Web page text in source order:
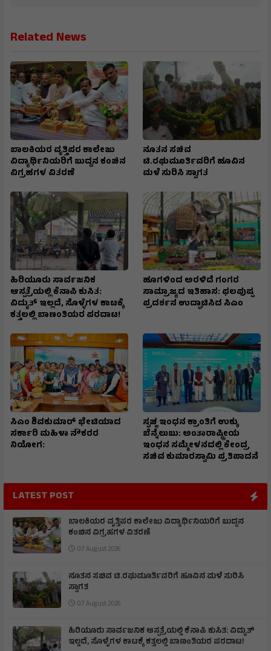
Related News
ಬಾಲಕಿಯರ ವೃತ್ತಿಪರ ಕಾಲೇಜು
ವಿದ್ಯಾರ್ಥಿನಿಯರಿಗೆ ಬುದ್ದನ ಕಂಚಿನ
ವಿಗ್ರಹಗಳ ವಿತರಣೆ
ನೂತನ ಸಚಿವ
ಟಿ.ರಘುಮೂರ್ತಿವರಿಗೆ ಹೂವಿನ
ಮಳೆ ಸುರಿಸಿ ಸ್ವಾಗತ
ಹಿರಿಯೂರು ಸಾರ್ವಜನಿಕ
ಆಸ್ಪತ್ರೆಯಲ್ಲಿ ಕೆನಾಪಿ ಕುಸಿತ:
ವಿದ್ಯುತ್‌ ಇಲ್ಲದೆ, ಸೊಳ್ಳೆಗಳ ಕಾಟಕ್ಕೆ
ಕತ್ತಲಲ್ಲಿ ಬಾಣಂತಿಯರ ಪರದಾಟ!
ಹೂಗಳಿಂದ ಅರಳಿದೆ ಗಂಗರ
ಸಾಮ್ರಾಜ್ಯದ ಇತಿಹಾಸ: ಫಲಪುಷ್ಪ
ಪ್ರದರ್ಶನ ಉದ್ಘಾಟಿಸಿದ ಸಿಎಂ
ಸಿಎಂ ಶಿವಕುಮಾರ್‌ ಭೇಟಿಯಾದ
ಸರ್ಕಾರಿ ಮಹಿಳಾ ನೌಕರರ
ನಿಯೋಗ:
ಸ್ವಚ್ಛ ಇಂಧನ ಕ್ರಾಂತಿಗೆ ಉಕ್ಕು
ಬೆನ್ನೆಲುಬು: ಅಂತಾರಾಷ್ಟ್ರೀಯ
ಇಂಧನ ಸಮ್ಮೇಳನದಲ್ಲಿ ಕೇಂದ್ರ
ಸಚಿವ ಕುಮಾರಸ್ವಾಮಿ ಪ್ರತಿಪಾದನೆ
LATEST POST
ಬಾಲಕಿಯರ ವೃತ್ತಿಪರ ಕಾಲೇಜು ವಿದ್ಯಾರ್ಥಿನಿಯರಿಗೆ ಬುದ್ದನ
ಕಂಚಿನ ವಿಗ್ರಹಗಳ ವಿತರಣೆ
07 August 2026
ನೂತನ ಸಚಿವ ಟಿ.ರಘುಮೂರ್ತಿವರಿಗೆ ಹೂವಿನ ಮಳೆ ಸುರಿಸಿ
ಸ್ವಾಗತ
07 August 2026
ಹಿರಿಯೂರು ಸಾರ್ವಜನಿಕ ಆಸ್ಪತ್ರೆಯಲ್ಲಿ ಕೆನಾಪಿ ಕುಸಿತ: ವಿದ್ಯುತ್‌
ಇಲ್ಲದೆ, ಸೊಳ್ಳೆಗಳ ಕಾಟಕ್ಕೆ ಕತ್ತಲಲ್ಲಿ ಬಾಣಂತಿಯರ ಪರದಾಟ!